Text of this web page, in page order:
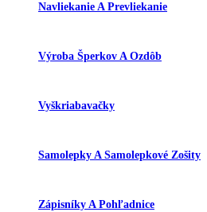
Navliekanie A Prevliekanie
Výroba Šperkov A Ozdôb
Vyškriabavačky
Samolepky A Samolepkové Zošity
Zápisníky A Pohľadnice